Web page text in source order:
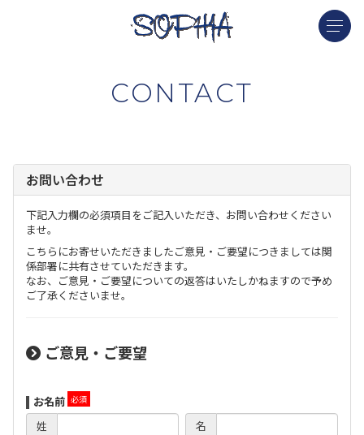
CONTACT
お問い合わせ
下記入力欄の必須項目をご記入いただき、お問い合わせください
ませ。
こちらにお寄せいただきましたご意見・ご要望につきましては関
係部署に共有させていただきます。
なお、ご意見・ご要望についての返答はいたしかねますので予め
ご了承くださいませ。
ご意見・ご要望
お名前
姓
名